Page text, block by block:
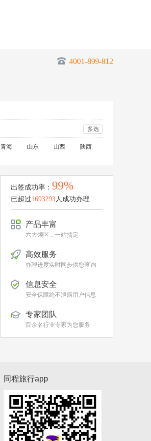
4001-899-812
多选
青海 山东 山西
陕西
出签成功率： 99%
已超过1693293人成功办理
产品丰富
六大领区，一站搞定
高效服务
办理进度实时同步供您查询
信息安全
安全保障绝不泄露用户信息
专家团队
百余名行业专家为您服务
同程旅行app